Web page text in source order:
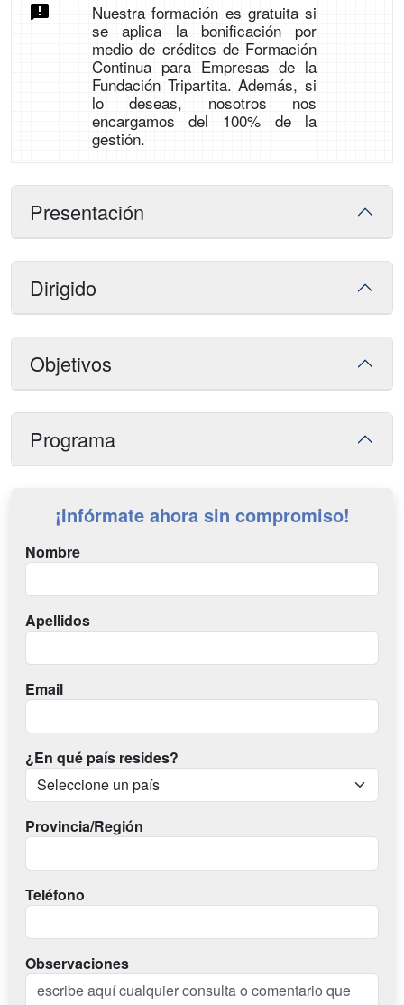
Nuestra formación es gratuita si
se aplica la bonificación por
medio de créditos de Formación
Continua para Empresas de la
Fundación Tripartita. Además, si
lo deseas, nosotros nos
encargamos del 100% de la
gestión.
Presentación
Dirigido
Objetivos
Programa
¡Infórmate ahora sin compromiso!
Nombre
Apellidos
Email
¿En qué país resides?
Provincia/Región
Teléfono
Observaciones